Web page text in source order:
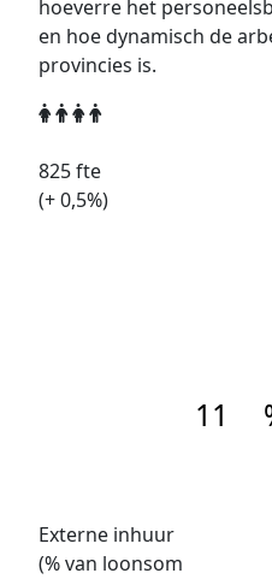
hoeverre het
en hoe dynamisch de
provincies is.
825fte
(+0,5%)
11
Externe inhuur
(% van loonsom